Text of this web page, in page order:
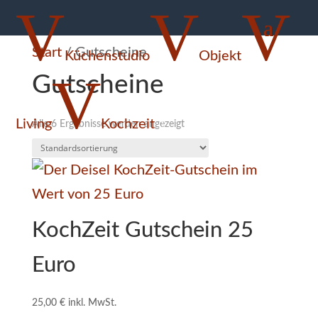
Start/ Gutscheine
Gutscheine
Alle 6 Ergebnisse werden angezeigt
KochZeit Gutschein 25
Euro
25,00 € inkl. MwSt.
VKüchenstudioVObjektV
LivingVKochzeit 